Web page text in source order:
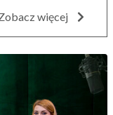
więcej